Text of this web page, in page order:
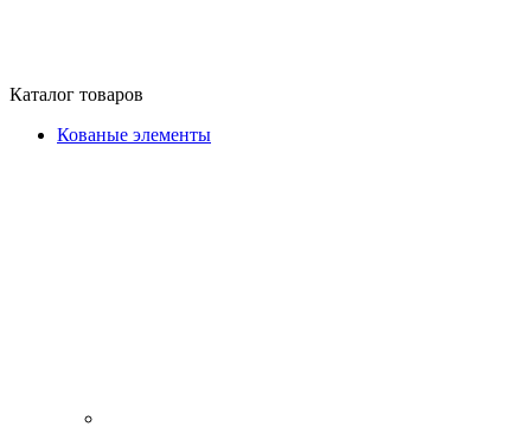
Каталог товаров
Кованые элементы